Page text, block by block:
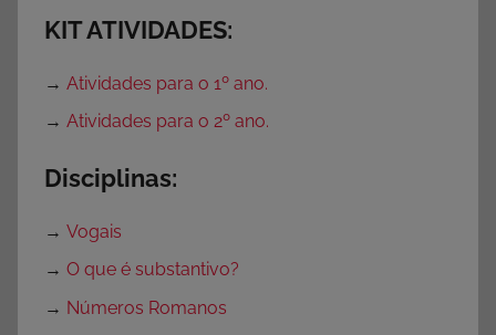
KIT ATIVIDADES:
→ Atividades para o 1º ano.
→ Atividades para o 2º ano.
Disciplinas:
→ Vogais
→ O que é substantivo?
→ Números Romanos